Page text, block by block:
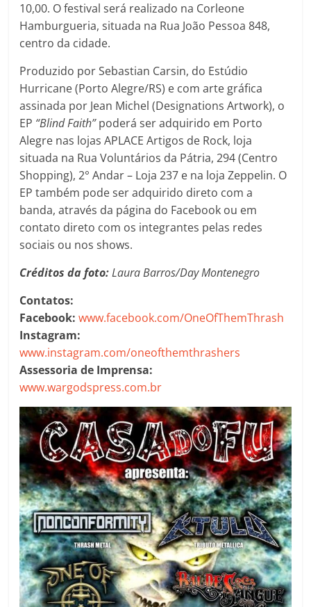
10,00. O festival será realizado na Corleone
Hamburgueria, situada na Rua João Pessoa 848,
centro da cidade.
Produzido por Sebastian Carsin, do Estúdio
Hurricane (Porto Alegre/RS) e com arte gráfica
assinada por Jean Michel (Designations Artwork), o
EP “Blind Faith”poderá ser adquirido em Porto
Alegre nas lojas APLACE Artigos de Rock, loja
situada na Rua Voluntários da Pátria, 294 (Centro
Shopping), 2° Andar – Loja 237 e na loja Zeppelin. O
EP também pode ser adquirido direto com a
banda, através da página do Facebook ou em
contato direto com os integrantes pelas redes
sociais ou nos shows.
Créditos da foto:Laura Barros/Day Montenegro
Contatos:
Facebook:www.facebook.com/OneOfThemThrash
Instagram:
www.instagram.com/oneofthemthrashers
Assessoria de Imprensa:
www.wargodspress.com.br